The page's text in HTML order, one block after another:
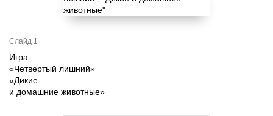
Слайд 1
Игра
«Четвертый лишний»
«Дикие
и домашние животные»